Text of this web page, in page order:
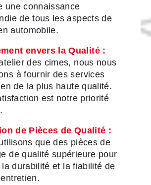
une connaissance
de tous les aspects de
automobile.
envers la Qualité :
des cimes, nous nous
à fournir des services
de la plus haute qualité.
est notre priorité
de Pièces de Qualité :
que des pièces de
de qualité supérieure pour
durabilité et la fiabilité de